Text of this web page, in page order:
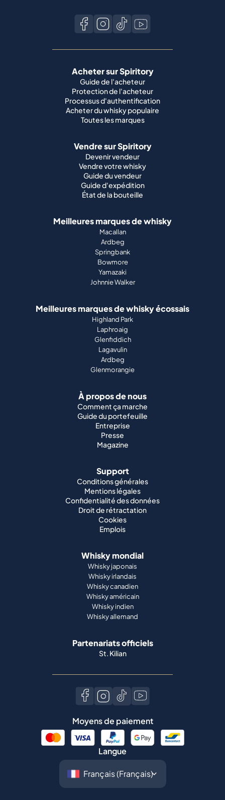
Acheter sur Spiritory
Guide de l'acheteur
Protection de l'acheteur
Processus d'authentification
Acheter du whisky populaire
Toutes les marques
Vendre sur Spiritory
Devenir vendeur
Vendre votre whisky
Guide du vendeur
Guide d'expédition
État de la bouteille
Meilleures marques de whisky
Macallan
Ardbeg
Springbank
Bowmore
Yamazaki
Johnnie Walker
Meilleures marques de whisky écossais
Highland Park
Laphroaig
Glenfiddich
Lagavulin
Ardbeg
Glenmorangie
À propos de nous
Comment ça marche
Guide du portefeuille
Entreprise
Presse
Magazine
Support
Conditions générales
Mentions légales
Confidentialité des données
Droit de rétractation
Cookies
Emplois
Whisky mondial
Whisky japonais
Whisky irlandais
Whisky canadien
Whisky américain
Whisky indien
Whisky allemand
Partenariats officiels
St. Kilian
Moyens de paiement
Langue